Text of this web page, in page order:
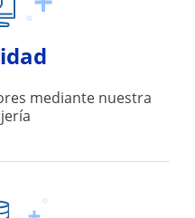
mediante nuestra